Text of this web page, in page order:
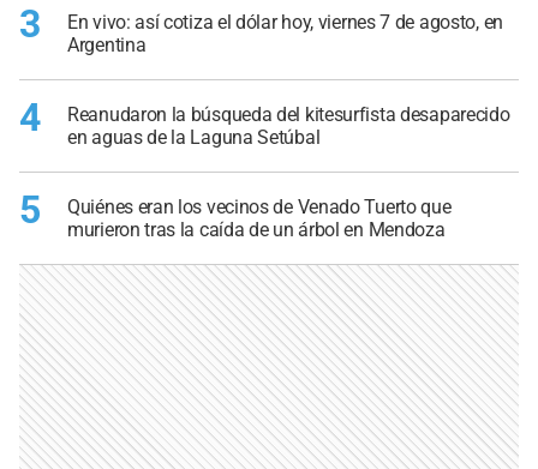
3
En vivo: así cotiza el dólar hoy, viernes 7 de agosto, en
Argentina
4
Reanudaron la búsqueda del kitesurfista desaparecido
en aguas de la Laguna Setúbal
5
Quiénes eran los vecinos de Venado Tuerto que
murieron tras la caída de un árbol en Mendoza